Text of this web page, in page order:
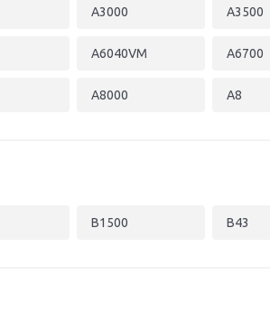
A3000 A3500
A6040VM A6700
A8000 A8
B1500 B43